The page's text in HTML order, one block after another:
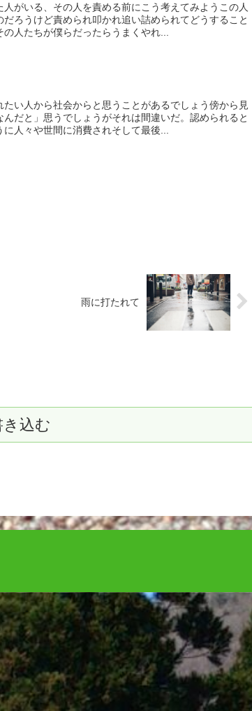
がいる、その人を責める前にこう考えてみようこの人
ろうけど責められ叩かれ追い詰められてどうすること
人たちが僕らだったらうまくやれ...
い人から社会からと思うことがあるでしょう傍から見
だと」思うでしょうがそれは間違いだ。認められると
人々や世間に消費されそして最後...
雨に打たれて
込む